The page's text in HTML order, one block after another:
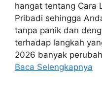
hangat tentang Cara
Pribadi sehingga
tanpa panik dan
terhadap langkah
2026 banyak
Baca Selengkapnya